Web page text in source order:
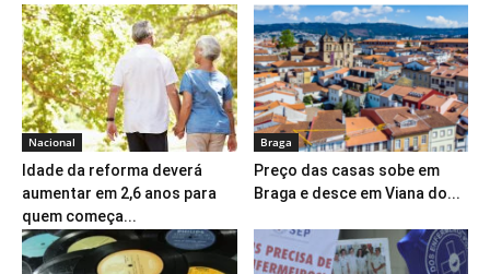
Nacional
Idade da reforma deverá
aumentar em 2,6 anos para
quem começa...
Braga
Preço das casas sobe em
Braga e desce em Viana do...